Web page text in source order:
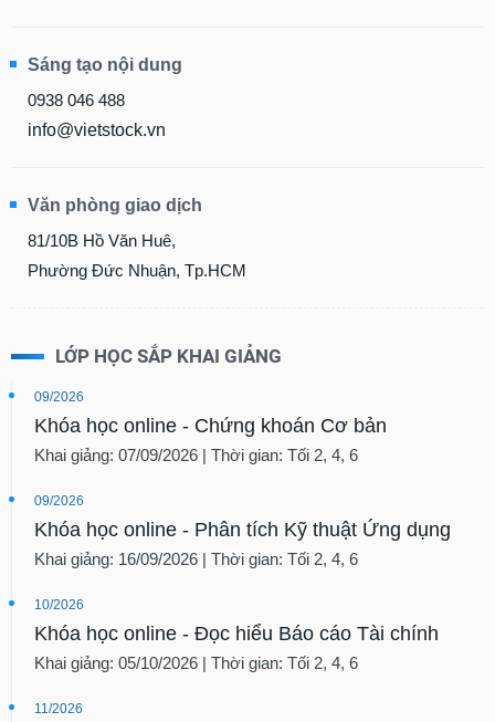
Sáng tạo nội dung
0938 046 488
info@vietstock.vn
Văn phòng giao dịch
81/10B Hồ Văn Huê,
Phường Đức Nhuận, Tp.HCM
LỚP HỌC SẮP KHAI GIẢNG
09/2026
Khóa học online - Chứng khoán Cơ bản
Khai giảng: 07/09/2026 | Thời gian: Tối 2, 4, 6
09/2026
Khóa học online - Phân tích Kỹ thuật Ứng dụng
Khai giảng: 16/09/2026 | Thời gian: Tối 2, 4, 6
10/2026
Khóa học online - Đọc hiểu Báo cáo Tài chính
Khai giảng: 05/10/2026 | Thời gian: Tối 2, 4, 6
11/2026